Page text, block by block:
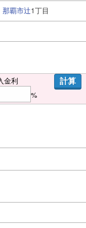
那覇市辻1丁目
金利
%
計算